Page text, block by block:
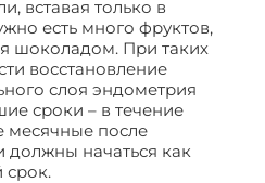
вставая только в
есть много фруктов,
шоколадом. При таких
восстановление
слоя эндометрия
сроки – в течение
месячные после
должны начаться как